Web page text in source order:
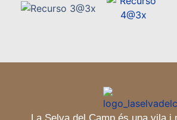
La Selva del Camp és una vila i